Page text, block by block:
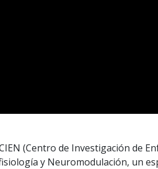
(Centro de Investigación de
y Neuromodulación, un